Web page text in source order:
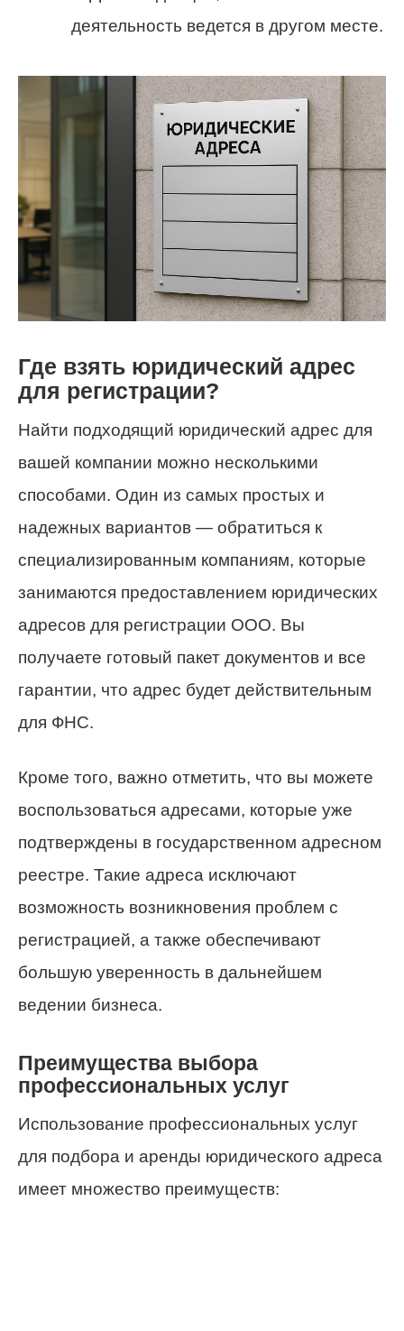
деятельность ведется в другом месте.
Где взять юридический адрес
для регистрации?
Найти подходящий юридический адрес для
вашей компании можно несколькими
способами. Один из самых простых и
надежных вариантов — обратиться к
специализированным компаниям, которые
занимаются предоставлением юридических
адресов для регистрации ООО. Вы
получаете готовый пакет документов и все
гарантии, что адрес будет действительным
для ФНС.
Кроме того, важно отметить, что вы можете
воспользоваться адресами, которые уже
подтверждены в государственном адресном
реестре. Такие адреса исключают
возможность возникновения проблем с
регистрацией, а также обеспечивают
большую уверенность в дальнейшем
ведении бизнеса.
Преимущества выбора
профессиональных услуг
Использование профессиональных услуг
для подбора и аренды юридического адреса
имеет множество преимуществ: